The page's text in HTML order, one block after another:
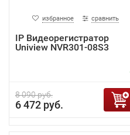
избранное сравнить
IP Видеорегистратор
Uniview NVR301-08S3
8 090 руб.
6 472 руб.